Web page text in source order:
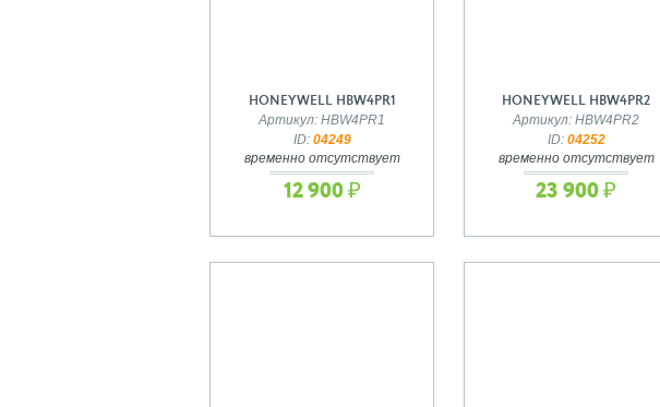
HONEYWELL HBW4PR1
Артикул: HBW4PR1
ID: 04249
временно отсутствует
12 900 ₽
HONEYWELL HBW4PR2
Артикул: HBW4PR2
ID: 04252
временно отсутствует
23 900 ₽